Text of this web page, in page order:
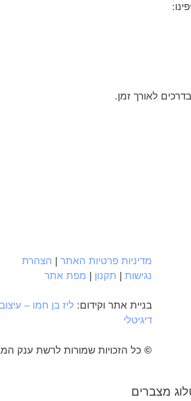
לאורך זמן.
מדיניות פרטיות האתר| הצהרת
נגישות| תקנון | מפת אתר
בניית אתר וקידום: ליז בן חמו – עיצוב
דיגיטלי
© כל הזכויות שמורות לרשת ענק
מצברים